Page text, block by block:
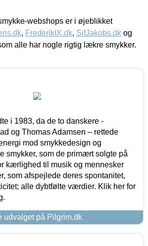
webshops er i øjeblikket
, FrederikIX.dk, SifJakobs.dk og
alle har nogle rigtig lækre smykker.
i 1983, da de to danskere -
og Thomas Adamsen – rettede
mod smykkedesign og
smykker, som de primært solgte på
kærlighed til musik og mennesker
som afspejlede deres spontanitet,
alle dybtfølte værdier. Klik her for
udvalget på Pilgrim.dk